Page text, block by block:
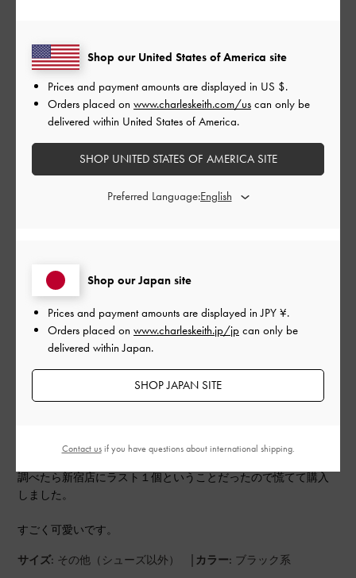
サイズ: その他（シューズ以外） |カラー: ブラック系
デザイン
とても良かった
このレビューは役に立ちましたか？
可愛い
調べたら新宿店にラスト１個ということだったので慌てて購入
しました。
すごく可愛いです。
サイズ: その他（シューズ以外） | カラー: ブラック系
Shop our Japan site
Prices and payment amounts are displayed inJPY ¥.
Orders placed on www.charleskeith.jp/jp can only be
delivered within Japan.
SHOP JAPAN SITE
Shop our United States of America site
Prices and payment amounts are displayed in US $.
Orders placed on www.charleskeith.com/us can only be
delivered within United States of America.
SHOP UNITED STATES OF AMERICA SITE
Preferred Language:
Contact usif you have questions about international shipping.